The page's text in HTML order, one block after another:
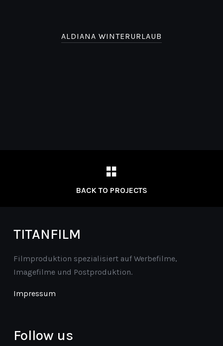
ALDIANA WINTERURLAUB
BACK TO PROJECTS
TITANFILM
Filmproduktion spezialisiert auf Werbefilme,
Imagefilme und Postproduktion.
Impressum
Follow us